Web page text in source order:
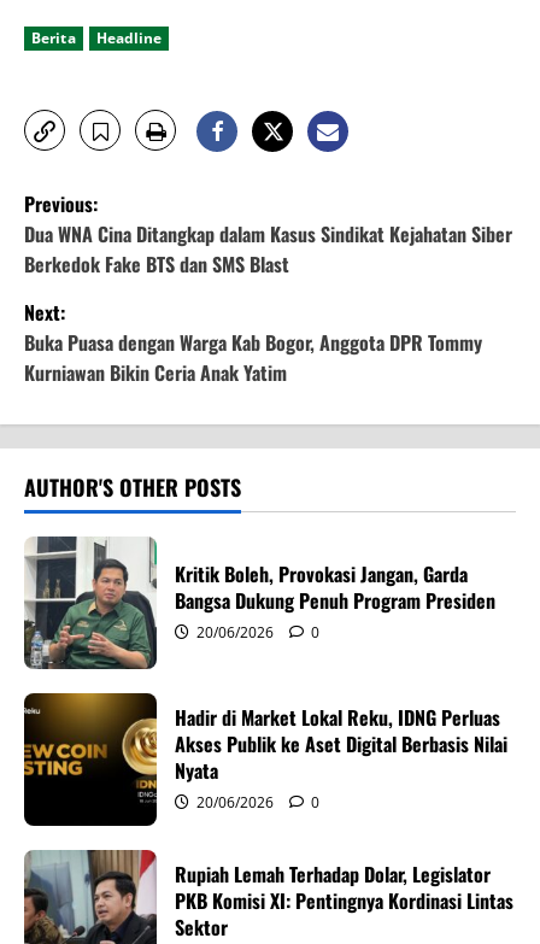
Berita Headline
P
o
s
t
n
a
v
i
g
a
t
i
o
n
Previous:
Dua WNA Cina Ditangkap dalam Kasus Sindikat Kejahatan Siber
Berkedok Fake BTS dan SMS Blast
Next:
Buka Puasa dengan Warga Kab Bogor, Anggota DPR Tommy
Kurniawan Bikin Ceria Anak Yatim
AUTHOR'S OTHER POSTS
Kritik Boleh, Provokasi Jangan, Garda
Bangsa Dukung Penuh Program Presiden
20/06/2026 0
Hadir di Market Lokal Reku, IDNG Perluas
Akses Publik ke Aset Digital Berbasis Nilai
Nyata
20/06/2026 0
Rupiah Lemah Terhadap Dolar, Legislator
PKB Komisi XI: Pentingnya Kordinasi Lintas
Sektor